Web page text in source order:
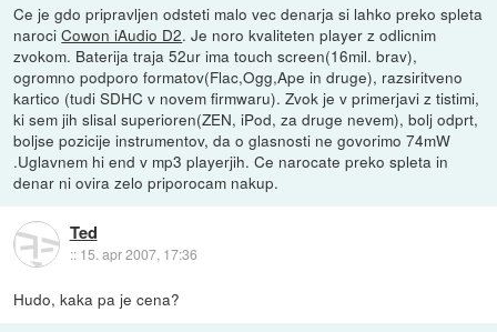
Ce je gdo pripravljen odsteti malo vec denarja si lahko preko spleta
narociCowon iAudio D2. Je noro kvaliteten player z odlicnim
zvokom. Baterija traja 52ur ima touch screen(16mil. brav),
ogromno podporo formatov(Flac,Ogg,Ape in druge), razsiritveno
kartico (tudi SDHC v novem firmwaru). Zvok je v primerjavi z tistimi,
ki sem jih slisal superioren(ZEN, iPod, za druge nevem), bolj odprt,
boljse pozicije instrumentov, da o glasnosti ne govorimo 74mW
.Uglavnem hi end v mp3 playerjih. Ce narocate preko spleta in
denar ni ovira zelo priporocam nakup.
Ted
:: 15. apr 2007, 17:36
Hudo, kaka pa je cena?